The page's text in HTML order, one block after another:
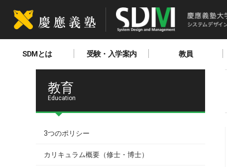
SDMとは 受験・入学案内 教員
教育
Education
3つのポリシー
カリキュラム概要（修士・博士）